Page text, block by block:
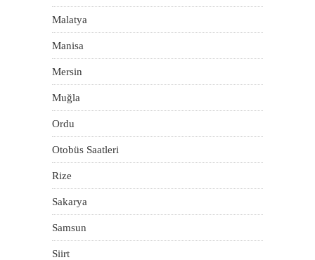
Malatya
Manisa
Mersin
Muğla
Ordu
Otobüs Saatleri
Rize
Sakarya
Samsun
Siirt